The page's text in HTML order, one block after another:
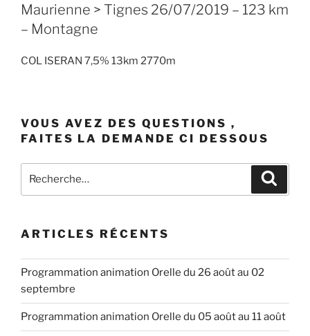
Maurienne > Tignes 26/07/2019 – 123 km
– Montagne
COL ISERAN 7,5% 13km 2770m
VOUS AVEZ DES QUESTIONS ,
FAITES LA DEMANDE CI DESSOUS
pour
ARTICLES RÉCENTS
Programmation animation Orelle du 26 août au 02
septembre
Programmation animation Orelle du 05 août au 11 août